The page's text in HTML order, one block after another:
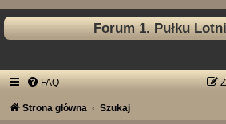
Forum 1. Pułku
FAQ
Strona główna Szukaj